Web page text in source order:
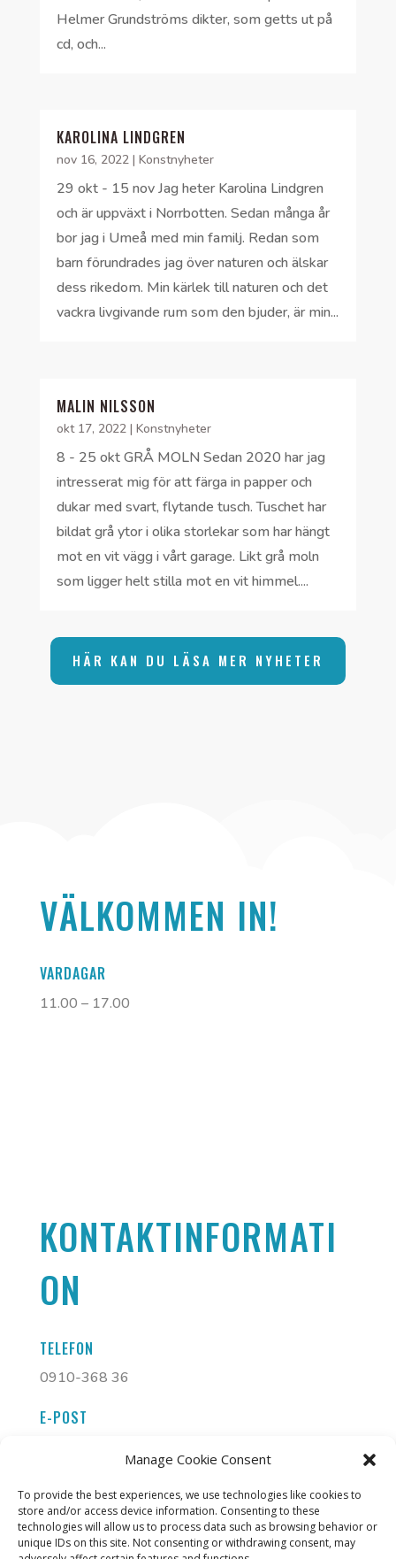
Manage Cookie Consent
To provide the best experiences, we use technologies like cookies to
store and/or access device information. Consenting to these
technologies will allow us to process data such as browsing behavior or
unique IDs on this site. Not consenting or withdrawing consent, may
Helmer Grundströms dikter, som getts ut på
cd, och...
KAROLINA LINDGREN
nov 16, 2022| Konstnyheter
29 okt - 15 nov Jag heter Karolina Lindgren
och är uppväxt i Norrbotten. Sedan många år
bor jag i Umeå med min familj. Redan som
barn förundrades jag över naturen och älskar
dess rikedom. Min kärlek till naturen och det
vackra livgivande rum som den bjuder, är min...
MALIN NILSSON
okt 17, 2022| Konstnyheter
8 - 25 okt GRÅ MOLN Sedan 2020 har jag
intresserat mig för att färga in papper och
dukar med svart, flytande tusch. Tuschet har
bildat grå ytor i olika storlekar som har hängt
mot en vit vägg i vårt garage. Likt grå moln
som ligger helt stilla mot en vit himmel....
HÄR KAN DU LÄSA MER NYHETER
VÄLKOMMEN IN!
VARDAGAR
11.00 – 17.00
KONTAKTINFORMATI
ON
TELEFON
0910-368 36
E-POST
ADDRESS
Tjärhovsgatan 5, 93132 Skellefteå